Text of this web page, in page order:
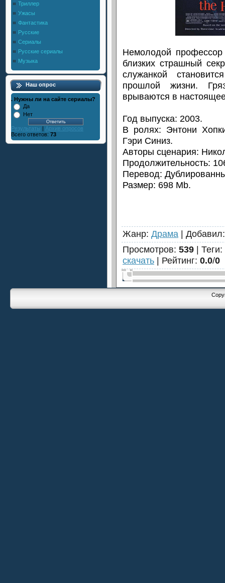
Триллер
Ужасы
Фантастика
Русские
Сериалы
Русские сериалы
Музыка
Наш опрос
. Нужны ли на сайте сериалы?
Да
Нет
Результаты | Архив опросов
Всего ответов: 73
Немолодой
близких страшный
служанкой
прошлой жизни.
врываются в
Год выпуска: 2003.
В ролях: Энтони
Гэри Синиз.
Авторы сценария:
Продолжительность:
Перевод:
Размер: 698 Mb.
Жанр: Драма | Добавил
Просмотров: 539 | Теги:
скачать | Рейтинг: 0.0/0